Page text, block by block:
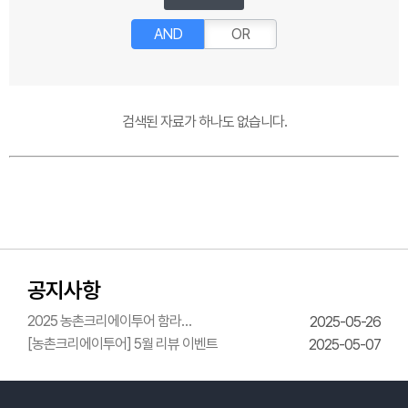
AND OR
검색된 자료가 하나도 없습니다.
공지사항
2025 농촌크리에이투어 함라
한옥체험관 웨딩의상체험
2025-05-26
[농촌크리에이투어] 5월 리뷰 이벤트
2025-05-07